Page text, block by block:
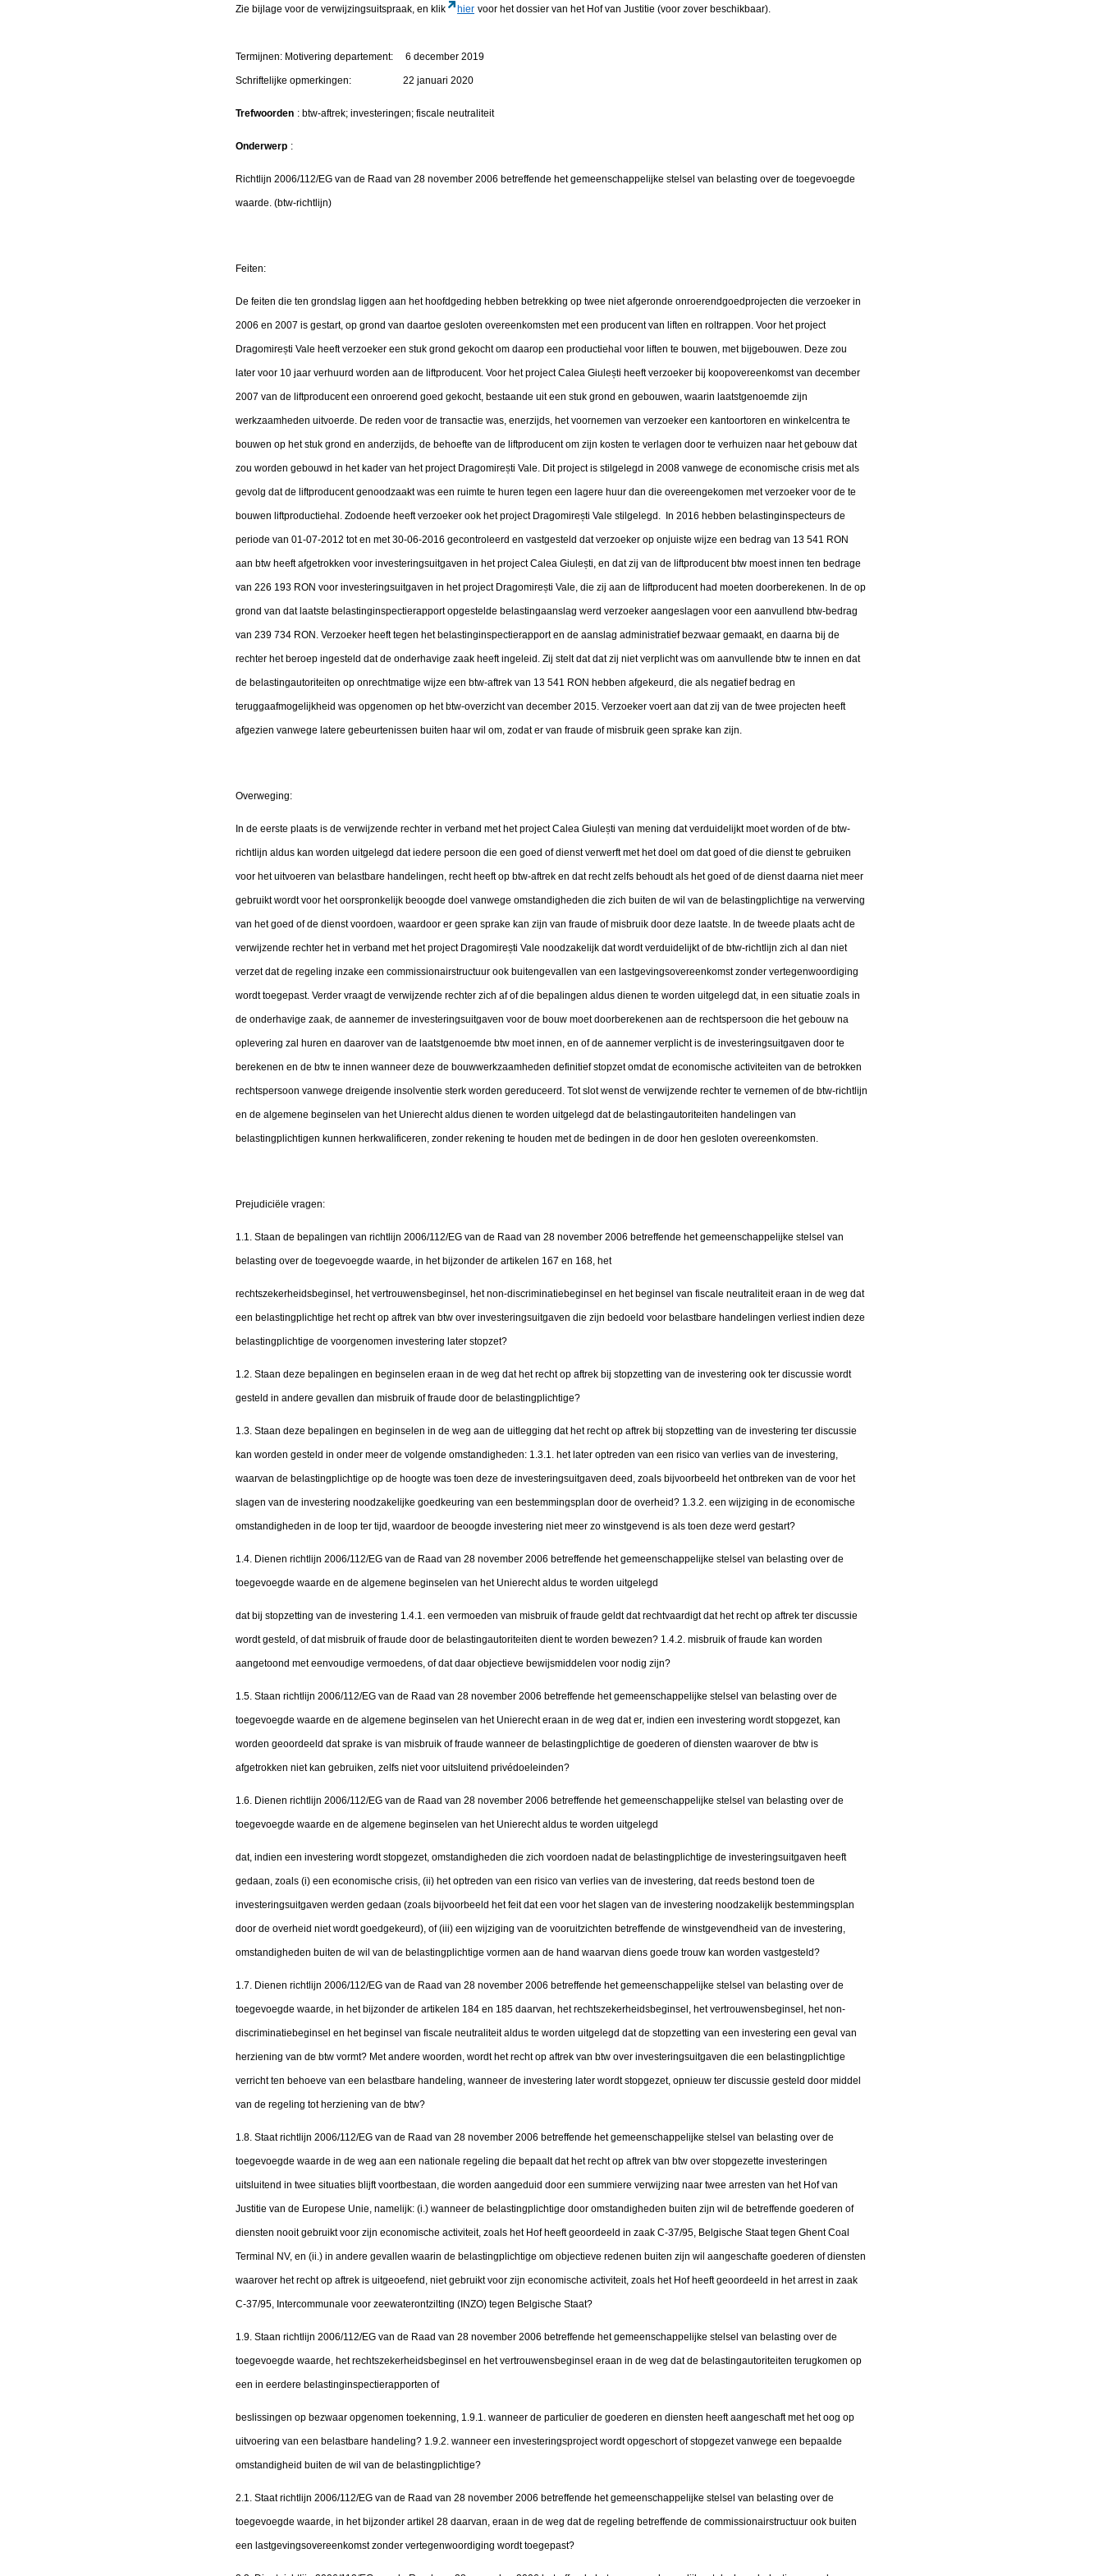
Zie bijlage voor de verwijzingsuitspraak, en klik hier voor het dossier van het Hof van Justitie (voor zover beschikbaar).
Termijnen: Motivering departement: 6 december 2019
Schriftelijke opmerkingen: 22 januari 2020
Trefwoorden : btw-aftrek; investeringen; fiscale neutraliteit
Onderwerp :
Richtlijn 2006/112/EG van de Raad van 28 november 2006 betreffende het gemeenschappelijke stelsel van belasting over de toegevoegde
waarde. (btw-richtlijn)
Feiten:
De feiten die ten grondslag liggen aan het hoofdgeding hebben betrekking op twee niet afgeronde onroerendgoedprojecten die verzoeker in
2006 en 2007 is gestart, op grond van daartoe gesloten overeenkomsten met een producent van liften en roltrappen. Voor het project
Dragomirești Vale heeft verzoeker een stuk grond gekocht om daarop een productiehal voor liften te bouwen, met bijgebouwen. Deze zou
later voor 10 jaar verhuurd worden aan de liftproducent. Voor het project Calea Giulești heeft verzoeker bij koopovereenkomst van december
2007 van de liftproducent een onroerend goed gekocht, bestaande uit een stuk grond en gebouwen, waarin laatstgenoemde zijn
werkzaamheden uitvoerde. De reden voor de transactie was, enerzijds, het voornemen van verzoeker een kantoortoren en winkelcentra te
bouwen op het stuk grond en anderzijds, de behoefte van de liftproducent om zijn kosten te verlagen door te verhuizen naar het gebouw dat
zou worden gebouwd in het kader van het project Dragomirești Vale. Dit project is stilgelegd in 2008 vanwege de economische crisis met als
gevolg dat de liftproducent genoodzaakt was een ruimte te huren tegen een lagere huur dan die overeengekomen met verzoeker voor de te
bouwen liftproductiehal. Zodoende heeft verzoeker ook het project Dragomirești Vale stilgelegd. In 2016 hebben belastinginspecteurs de
periode van 01-07-2012 tot en met 30-06-2016 gecontroleerd en vastgesteld dat verzoeker op onjuiste wijze een bedrag van 13 541 RON
aan btw heeft afgetrokken voor investeringsuitgaven in het project Calea Giulești, en dat zij van de liftproducent btw moest innen ten bedrage
van 226 193 RON voor investeringsuitgaven in het project Dragomirești Vale, die zij aan de liftproducent had moeten doorberekenen. In de op
grond van dat laatste belastinginspectierapport opgestelde belastingaanslag werd verzoeker aangeslagen voor een aanvullend btw-bedrag
van 239 734 RON. Verzoeker heeft tegen het belastinginspectierapport en de aanslag administratief bezwaar gemaakt, en daarna bij de
rechter het beroep ingesteld dat de onderhavige zaak heeft ingeleid. Zij stelt dat dat zij niet verplicht was om aanvullende btw te innen en dat
de belastingautoriteiten op onrechtmatige wijze een btw-aftrek van 13 541 RON hebben afgekeurd, die als negatief bedrag en
teruggaafmogelijkheid was opgenomen op het btw-overzicht van december 2015. Verzoeker voert aan dat zij van de twee projecten heeft
afgezien vanwege latere gebeurtenissen buiten haar wil om, zodat er van fraude of misbruik geen sprake kan zijn.
Overweging:
In de eerste plaats is de verwijzende rechter in verband met het project Calea Giulești van mening dat verduidelijkt moet worden of de btw-
richtlijn aldus kan worden uitgelegd dat iedere persoon die een goed of dienst verwerft met het doel om dat goed of die dienst te gebruiken
voor het uitvoeren van belastbare handelingen, recht heeft op btw-aftrek en dat recht zelfs behoudt als het goed of de dienst daarna niet meer
gebruikt wordt voor het oorspronkelijk beoogde doel vanwege omstandigheden die zich buiten de wil van de belastingplichtige na verwerving
van het goed of de dienst voordoen, waardoor er geen sprake kan zijn van fraude of misbruik door deze laatste. In de tweede plaats acht de
verwijzende rechter het in verband met het project Dragomirești Vale noodzakelijk dat wordt verduidelijkt of de btw-richtlijn zich al dan niet
verzet dat de regeling inzake een commissionairstructuur ook buitengevallen van een lastgevingsovereenkomst zonder vertegenwoordiging
wordt toegepast. Verder vraagt de verwijzende rechter zich af of die bepalingen aldus dienen te worden uitgelegd dat, in een situatie zoals in
de onderhavige zaak, de aannemer de investeringsuitgaven voor de bouw moet doorberekenen aan de rechtspersoon die het gebouw na
oplevering zal huren en daarover van de laatstgenoemde btw moet innen, en of de aannemer verplicht is de investeringsuitgaven door te
berekenen en de btw te innen wanneer deze de bouwwerkzaamheden definitief stopzet omdat de economische activiteiten van de betrokken
rechtspersoon vanwege dreigende insolventie sterk worden gereduceerd. Tot slot wenst de verwijzende rechter te vernemen of de btw-richtlijn
en de algemene beginselen van het Unierecht aldus dienen te worden uitgelegd dat de belastingautoriteiten handelingen van
belastingplichtigen kunnen herkwalificeren, zonder rekening te houden met de bedingen in de door hen gesloten overeenkomsten.
Prejudiciële vragen:
1.1. Staan de bepalingen van richtlijn 2006/112/EG van de Raad van 28 november 2006 betreffende het gemeenschappelijke stelsel van
belasting over de toegevoegde waarde, in het bijzonder de artikelen 167 en 168, het
rechtszekerheidsbeginsel, het vertrouwensbeginsel, het non-discriminatiebeginsel en het beginsel van fiscale neutraliteit eraan in de weg dat
een belastingplichtige het recht op aftrek van btw over investeringsuitgaven die zijn bedoeld voor belastbare handelingen verliest indien deze
belastingplichtige de voorgenomen investering later stopzet?
1.2. Staan deze bepalingen en beginselen eraan in de weg dat het recht op aftrek bij stopzetting van de investering ook ter discussie wordt
gesteld in andere gevallen dan misbruik of fraude door de belastingplichtige?
1.3. Staan deze bepalingen en beginselen in de weg aan de uitlegging dat het recht op aftrek bij stopzetting van de investering ter discussie
kan worden gesteld in onder meer de volgende omstandigheden: 1.3.1. het later optreden van een risico van verlies van de investering,
waarvan de belastingplichtige op de hoogte was toen deze de investeringsuitgaven deed, zoals bijvoorbeeld het ontbreken van de voor het
slagen van de investering noodzakelijke goedkeuring van een bestemmingsplan door de overheid? 1.3.2. een wijziging in de economische
omstandigheden in de loop ter tijd, waardoor de beoogde investering niet meer zo winstgevend is als toen deze werd gestart?
1.4. Dienen richtlijn 2006/112/EG van de Raad van 28 november 2006 betreffende het gemeenschappelijke stelsel van belasting over de
toegevoegde waarde en de algemene beginselen van het Unierecht aldus te worden uitgelegd
dat bij stopzetting van de investering 1.4.1. een vermoeden van misbruik of fraude geldt dat rechtvaardigt dat het recht op aftrek ter discussie
wordt gesteld, of dat misbruik of fraude door de belastingautoriteiten dient te worden bewezen? 1.4.2. misbruik of fraude kan worden
aangetoond met eenvoudige vermoedens, of dat daar objectieve bewijsmiddelen voor nodig zijn?
1.5. Staan richtlijn 2006/112/EG van de Raad van 28 november 2006 betreffende het gemeenschappelijke stelsel van belasting over de
toegevoegde waarde en de algemene beginselen van het Unierecht eraan in de weg dat er, indien een investering wordt stopgezet, kan
worden geoordeeld dat sprake is van misbruik of fraude wanneer de belastingplichtige de goederen of diensten waarover de btw is
afgetrokken niet kan gebruiken, zelfs niet voor uitsluitend privédoeleinden?
1.6. Dienen richtlijn 2006/112/EG van de Raad van 28 november 2006 betreffende het gemeenschappelijke stelsel van belasting over de
toegevoegde waarde en de algemene beginselen van het Unierecht aldus te worden uitgelegd
dat, indien een investering wordt stopgezet, omstandigheden die zich voordoen nadat de belastingplichtige de investeringsuitgaven heeft
gedaan, zoals (i) een economische crisis, (ii) het optreden van een risico van verlies van de investering, dat reeds bestond toen de
investeringsuitgaven werden gedaan (zoals bijvoorbeeld het feit dat een voor het slagen van de investering noodzakelijk bestemmingsplan
door de overheid niet wordt goedgekeurd), of (iii) een wijziging van de vooruitzichten betreffende de winstgevendheid van de investering,
omstandigheden buiten de wil van de belastingplichtige vormen aan de hand waarvan diens goede trouw kan worden vastgesteld?
1.7. Dienen richtlijn 2006/112/EG van de Raad van 28 november 2006 betreffende het gemeenschappelijke stelsel van belasting over de
toegevoegde waarde, in het bijzonder de artikelen 184 en 185 daarvan, het rechtszekerheidsbeginsel, het vertrouwensbeginsel, het non-
discriminatiebeginsel en het beginsel van fiscale neutraliteit aldus te worden uitgelegd dat de stopzetting van een investering een geval van
herziening van de btw vormt? Met andere woorden, wordt het recht op aftrek van btw over investeringsuitgaven die een belastingplichtige
verricht ten behoeve van een belastbare handeling, wanneer de investering later wordt stopgezet, opnieuw ter discussie gesteld door middel
van de regeling tot herziening van de btw?
1.8. Staat richtlijn 2006/112/EG van de Raad van 28 november 2006 betreffende het gemeenschappelijke stelsel van belasting over de
toegevoegde waarde in de weg aan een nationale regeling die bepaalt dat het recht op aftrek van btw over stopgezette investeringen
uitsluitend in twee situaties blijft voortbestaan, die worden aangeduid door een summiere verwijzing naar twee arresten van het Hof van
Justitie van de Europese Unie, namelijk: (i.) wanneer de belastingplichtige door omstandigheden buiten zijn wil de betreffende goederen of
diensten nooit gebruikt voor zijn economische activiteit, zoals het Hof heeft geoordeeld in zaak C-37/95, Belgische Staat tegen Ghent Coal
Terminal NV, en (ii.) in andere gevallen waarin de belastingplichtige om objectieve redenen buiten zijn wil aangeschafte goederen of diensten
waarover het recht op aftrek is uitgeoefend, niet gebruikt voor zijn economische activiteit, zoals het Hof heeft geoordeeld in het arrest in zaak
C-37/95, Intercommunale voor zeewaterontzilting (INZO) tegen Belgische Staat?
1.9. Staan richtlijn 2006/112/EG van de Raad van 28 november 2006 betreffende het gemeenschappelijke stelsel van belasting over de
toegevoegde waarde, het rechtszekerheidsbeginsel en het vertrouwensbeginsel eraan in de weg dat de belastingautoriteiten terugkomen op
een in eerdere belastinginspectierapporten of
beslissingen op bezwaar opgenomen toekenning, 1.9.1. wanneer de particulier de goederen en diensten heeft aangeschaft met het oog op
uitvoering van een belastbare handeling? 1.9.2. wanneer een investeringsproject wordt opgeschort of stopgezet vanwege een bepaalde
omstandigheid buiten de wil van de belastingplichtige?
2.1. Staat richtlijn 2006/112/EG van de Raad van 28 november 2006 betreffende het gemeenschappelijke stelsel van belasting over de
toegevoegde waarde, in het bijzonder artikel 28 daarvan, eraan in de weg dat de regeling betreffende de commissionairstructuur ook buiten
een lastgevingsovereenkomst zonder vertegenwoordiging wordt toegepast?